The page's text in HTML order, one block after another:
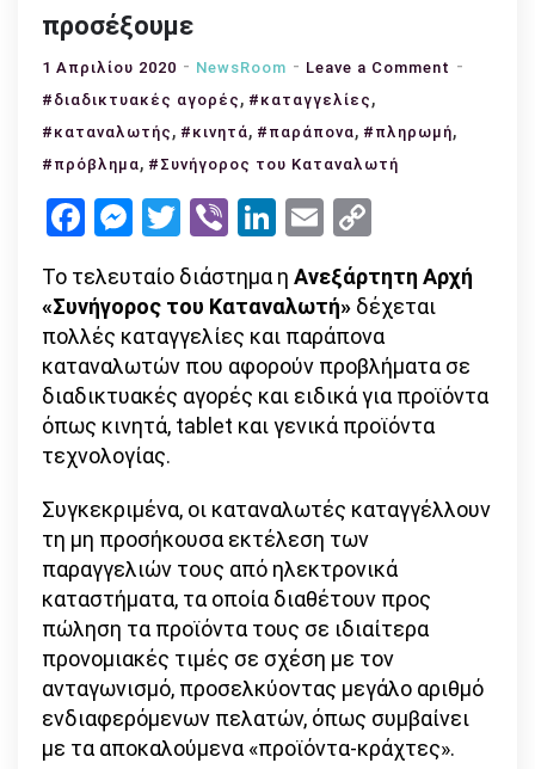
προσέξουμε
1 Απριλίου 2020 NewsRoom Leave a Comment on
–
#διαδικτυακές αγορές , #καταγγελίες ,
#καταναλωτής , #κινητά, #παράπονα, #πληρωμή,
#πρόβλημα, #Συνήγορος του Καταναλωτή
Facebook
Messenger
Twitter
ViberLinkedIn
Email
Το τελευταίο διάστημα η Ανεξάρτητη Αρχή
«Συνήγορος του Καταναλωτή» δέχεται
πολλές καταγγελίες και παράπονα
καταναλωτών που αφορούν προβλήματα σε
διαδικτυακές αγορές και ειδικά για προϊόντα
όπως κινητά, tablet και γενικά προϊόντα
τεχνολογίας.
Συγκεκριμένα, οι καταναλωτές καταγγέλλουν
τη μη προσήκουσα εκτέλεση των
παραγγελιών τους από ηλεκτρονικά
καταστήματα, τα οποία διαθέτουν προς
πώληση τα προϊόντα τους σε ιδιαίτερα
προνομιακές τιμές σε σχέση με τον
ανταγωνισμό, προσελκύοντας μεγάλο αριθμό
ενδιαφερόμενων πελατών, όπως συμβαίνει
με τα αποκαλούμενα «προϊόντα-κράχτες».